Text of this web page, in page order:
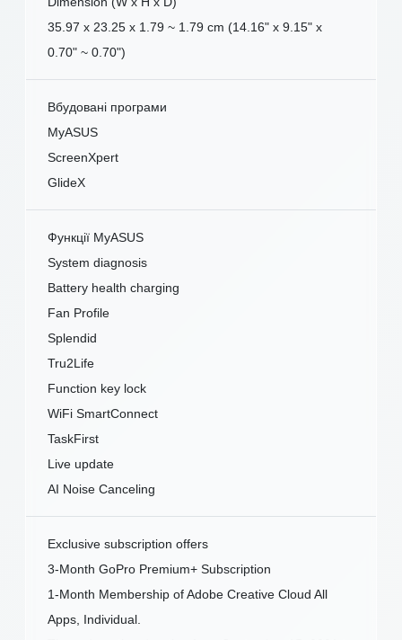
35.97 x 23.25 x 1.79 ~ 1.79 cm (14.16" x 9.15" x
0.70" ~ 0.70")
Вбудовані програми
MyASUS
ScreenXpert
GlideX
Функції MyASUS
System diagnosis
Battery health charging
Fan Profile
Splendid
Tru2Life
Function key lock
WiFi SmartConnect
TaskFirst
Live update
AI Noise Canceling
Exclusive subscription offers
3-Month GoPro Premium+ Subscription
1-Month Membership of Adobe Creative Cloud All
Apps, Individual.